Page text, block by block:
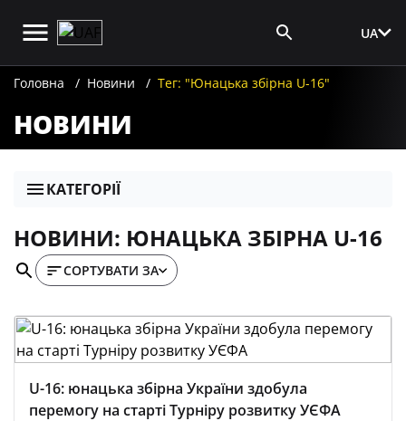
UA
Головна Новини Тег: "Юнацька збірна U-16"
НОВИНИ
КАТЕГОРІЇ
НОВИНИ: ЮНАЦЬКА ЗБІРНА U-16
СОРТУВАТИ ЗА
U-16: юнацька збірна України здобула
перемогу на старті Турніру розвитку УЄФА